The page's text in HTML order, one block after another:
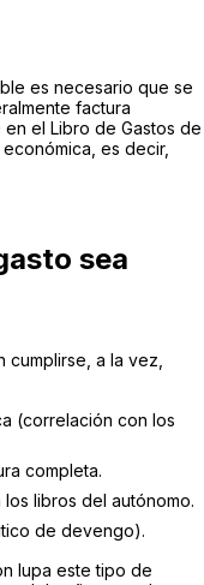
es necesario que se
factura
el Libro de Gastos de
es decir,
sea
a la vez,
(correlación con los
completa.
libros del autónomo.
de devengo).
lupa este tipo de